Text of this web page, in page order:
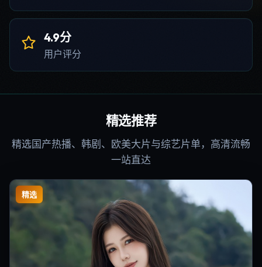
4.9分
用户评分
精选推荐
精选国产热播、韩剧、欧美大片与综艺片单，高清流畅
一站直达
精选